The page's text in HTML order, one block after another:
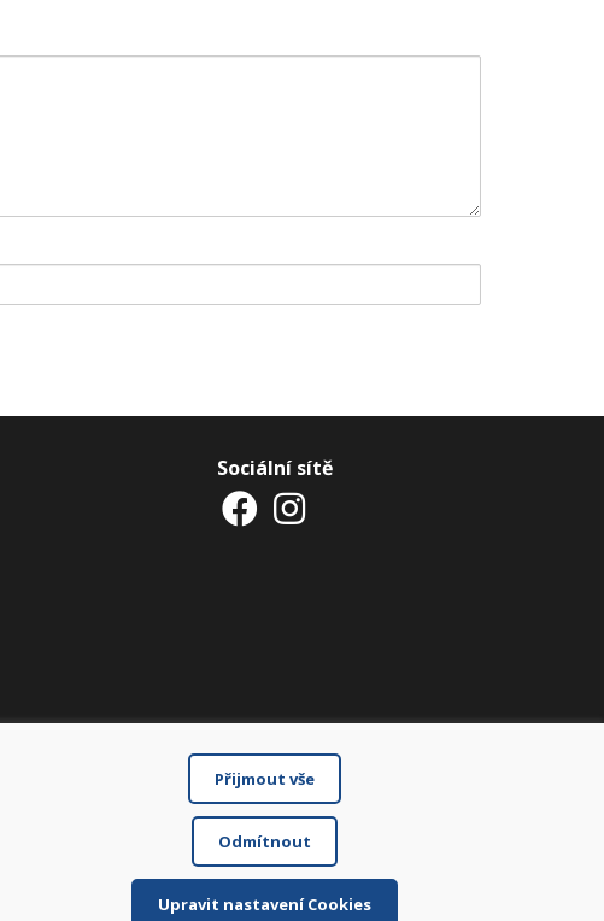
Sociální sítě
Přijmout vše
Odmítnout
Upravit nastavení Cookies